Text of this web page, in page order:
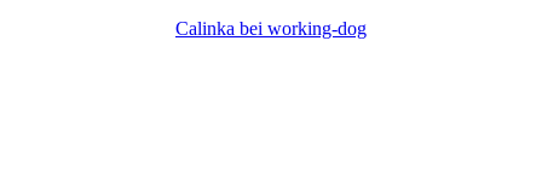
Calinka bei working-dog